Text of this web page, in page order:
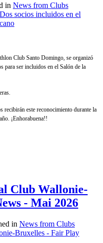
in News from Clubs
Club Santo Domingo, se organizó
para ser incluidos en el Salón de la
recibirán este reconocimiento durante la
¡Enhorabuena!!
Club Wallonie-
- Mai 2026
in News from Clubs